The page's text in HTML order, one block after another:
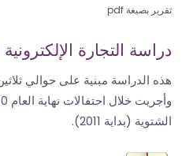
تقرير بصيغة pdf
دراسة التجارة الإلكترونية 2011
هذه الدراسة مبنية على حوالي
الشتوية (بداية 2011).